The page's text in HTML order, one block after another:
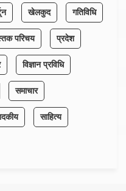
खेलकुद गतिविधि
परिचय प्रदेश
विज्ञान प्रविधि
समाचार
साहित्य